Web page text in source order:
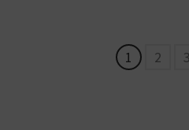
1 2 3